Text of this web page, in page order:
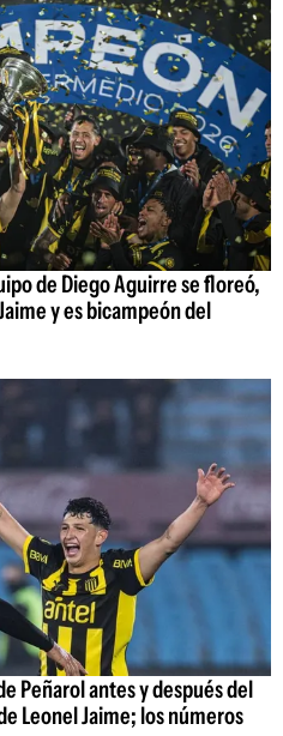
de Diego Aguirre se floreó,
y es bicampeón del
Peñarol antes y después del
Leonel Jaime; los números